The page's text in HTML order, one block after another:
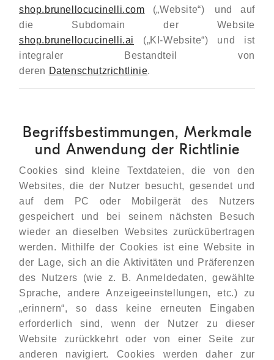
shop.brunellocucinelli.com („Website“) und auf
die Subdomain der Website
shop.brunellocucinelli.ai
(„KI-Website“) und ist
integraler Bestandteil von
deren Datenschutzrichtlinie.
Begriffsbestimmungen, Merkmale
und Anwendung der Richtlinie
Cookies sind kleine Textdateien, die von den
Websites, die der Nutzer besucht, gesendet und
auf dem PC oder Mobilgerät des Nutzers
gespeichert und bei seinem nächsten Besuch
wieder an dieselben Websites zurückübertragen
werden. Mithilfe der Cookies ist eine Website in
der Lage, sich an die Aktivitäten und Präferenzen
des Nutzers (wie z. B. Anmeldedaten, gewählte
Sprache, andere Anzeigeeinstellungen, etc.) zu
„erinnern“, so dass keine erneuten Eingaben
erforderlich sind, wenn der Nutzer zu dieser
Website zurückkehrt oder von einer Seite zur
anderen navigiert. Cookies werden daher zur